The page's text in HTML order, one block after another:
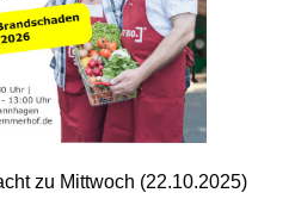
zu Mittwoch (22.10.2025)